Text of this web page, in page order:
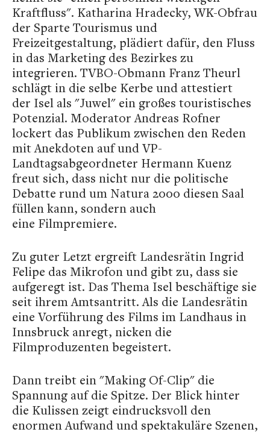
Kraftfluss". Katharina Hradecky, WK-Obfrau
der Sparte Tourismus und
Freizeitgestaltung, plädiert dafür, den Fluss
in das Marketing des Bezirkes zu
integrieren. TVBO-Obmann Franz Theurl
schlägt in die selbe Kerbe und attestiert
der Isel als "Juwel" ein großes touristisches
Potenzial. Moderator Andreas Rofner
lockert das Publikum zwischen den Reden
mit Anekdoten auf und VP-
Landtagsabgeordneter Hermann Kuenz
freut sich, dass nicht nur die politische
Debatte rund um Natura 2000 diesen Saal
füllen kann, sondern auch
eine Filmpremiere.
Zu guter Letzt ergreift Landesrätin Ingrid
Felipe das Mikrofon und gibt zu, dass sie
aufgeregt ist. Das Thema Isel beschäftige sie
seit ihrem Amtsantritt. Als die Landesrätin
eine Vorführung des Films im Landhaus in
Innsbruck anregt, nicken die
Filmproduzenten begeistert.
Dann treibt ein "Making Of-Clip" die
Spannung auf die Spitze. Der Blick hinter
die Kulissen zeigt eindrucksvoll den
enormen Aufwand und spektakuläre Szenen,